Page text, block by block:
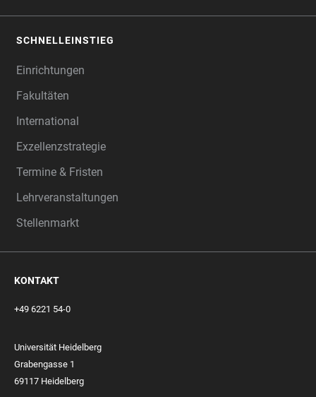
SCHNELLEINSTIEG
Einrichtungen
Fakultäten
International
Exzellenzstrategie
Termine & Fristen
Lehrveranstaltungen
Stellenmarkt
KONTAKT
+49 6221 54-0
Universität Heidelberg
Grabengasse 1
69117 Heidelberg